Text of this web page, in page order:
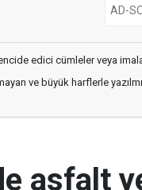
edici cümleler veya
ve büyük harflerle
asfalt